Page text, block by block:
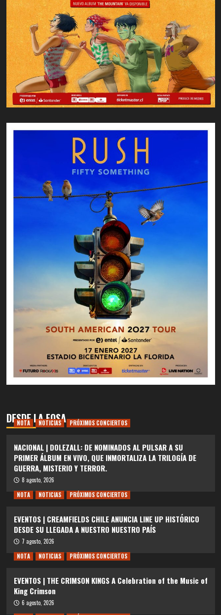
DESDE LA FOSA
NOTA NOTICIAS PRÓXIMOS CONCIERTOS
NACIONAL | DOLEZALL: DE NOMINADOS AL PULSAR A SU
PRIMER ÁLBUM EN VIVO, QUE INMORTALIZA LA TRILOGÍA DE
GUERRA, MISTERIO Y TERROR.
8 agosto, 2026
NOTA
NOTICIAS PRÓXIMOS CONCIERTOS
EVENTOS | CREAMFIELDS CHILE ANUNCIA LINE UP HISTÓRICO
DESDE SU LLEGADA A NUESTRO NUESTRO PAÍS
7 agosto, 2026
NOTA
NOTICIAS PRÓXIMOS CONCIERTOS
EVENTOS | THE CRIMSON KINGS A Celebration of the Music of
King Crimson
6 agosto, 2026